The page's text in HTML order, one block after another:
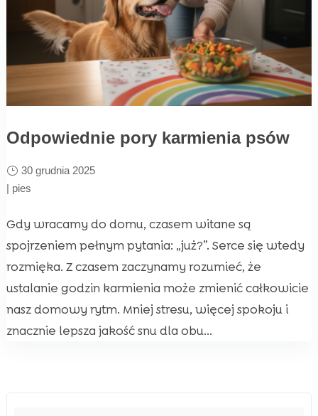
Odpowiednie pory karmienia psów
30 grudnia 2025
| pies
Gdy wracamy do domu, czasem witane są
spojrzeniem pełnym pytania: „już?”. Serce się wtedy
rozmięka. Z czasem zaczynamy rozumieć, że
ustalanie godzin karmienia może zmienić całkowicie
nasz domowy rytm. Mniej stresu, więcej spokoju i
znacznie lepsza jakość snu dla obu...